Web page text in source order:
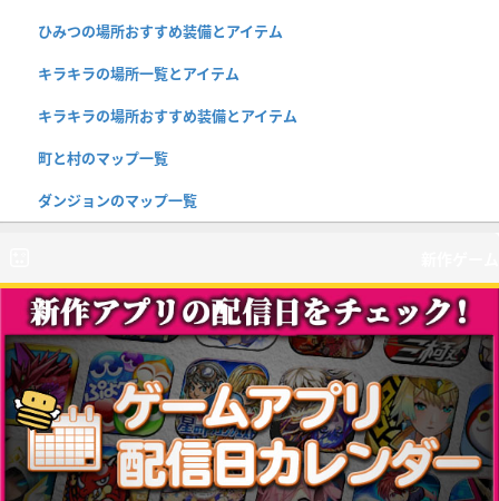
ひみつの場所おすすめ装備とアイテム
キラキラの場所一覧とアイテム
キラキラの場所おすすめ装備とアイテム
町と村のマップ一覧
ダンジョンのマップ一覧